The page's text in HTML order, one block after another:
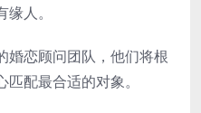
人。
婚恋顾问团队，他们将根
配最合适的对象。